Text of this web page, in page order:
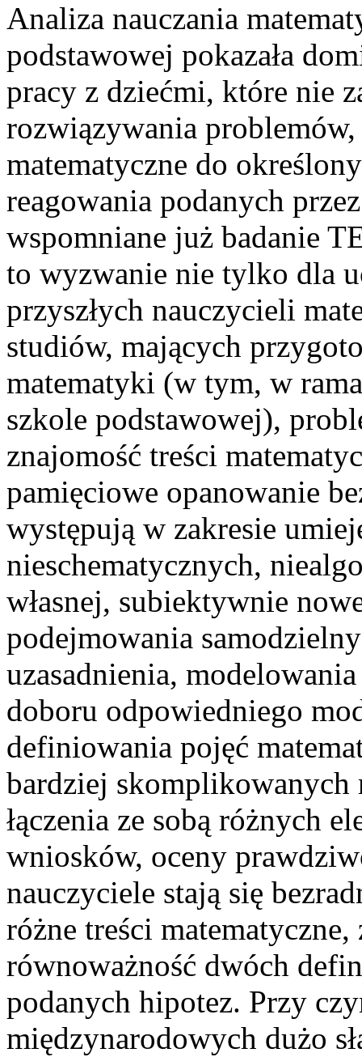
Analiza nauczania
podstawowej pokazała
pracy z dziećmi, które nie
rozwiązywania
matematyczne do
reagowania podanych
wspomniane już badanie
to wyzwanie nie tylko dla
przyszłych nauczycieli
studiów, mających
matematyki (w tym, w
szkole podstawowej),
znajomość treści
pamięciowe opanowanie
występują w zakresie
nieschematycznych,
własnej, subiektywnie
podejmowania
uzasadnienia,
doboru odpowiedniego
definiowania pojęć
bardziej skomplikowanych
łączenia ze sobą różnych
wniosków, oceny
nauczyciele stają się
różne treści
równoważność dwóch
podanych hipotez. Przy
międzynarodowych dużo